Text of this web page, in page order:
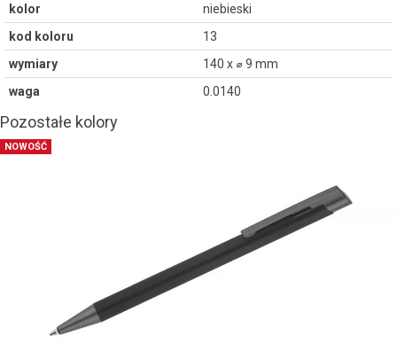
kolor
niebieski
kod koloru
13
wymiary
140 x ⌀ 9 mm
waga
0.0140
Pozostałe kolory
NOWOŚĆ